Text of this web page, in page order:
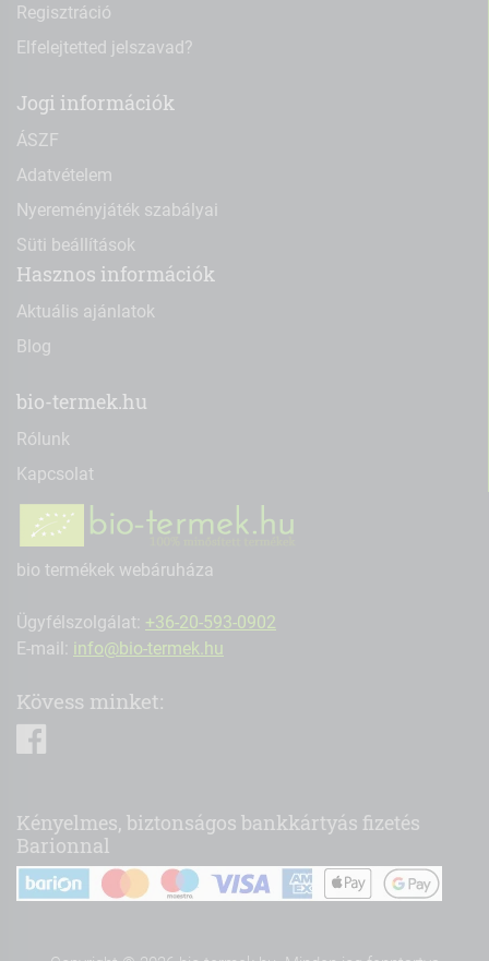
Regisztráció
Elfelejtetted jelszavad?
Jogi információk
ÁSZF
Adatvételem
Nyereményjáték szabályai
Süti beállítások
Hasznos információk
Aktuális ajánlatok
Blog
bio-termek.hu
Rólunk
Kapcsolat
bio termékek webáruháza
Ügyfélszolgálat: +36-20-593-0902
E-mail: info@bio-termek.hu
Kövess minket:
Kényelmes, biztonságos bankkártyás fizetés
Barionnal